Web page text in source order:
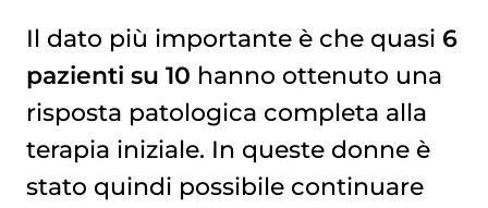
Il dato più importante è che quasi 6
pazienti su 10 hanno ottenuto una
risposta patologica completa alla
terapia iniziale. In queste donne è
stato quindi possibile continuare